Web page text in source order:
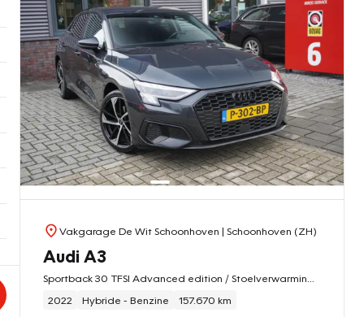
Vakgarage De Wit Schoonhoven | Schoonhoven (ZH)
Audi A3
2022
Hybride - Benzine 157.670 km